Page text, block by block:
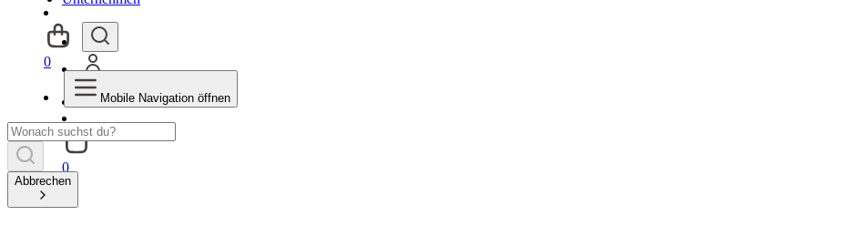
0
0
Mobile Navigation öffnen
Abbrechen